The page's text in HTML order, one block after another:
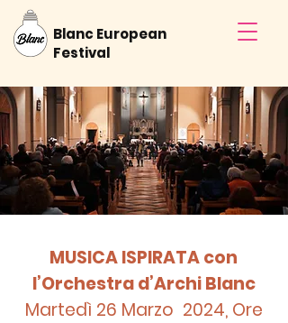
Blanc European
Festival
MUSICA ISPIRATA con
l’Orchestra d’Archi Blanc
Martedì 26 Marzo 2024, Ore